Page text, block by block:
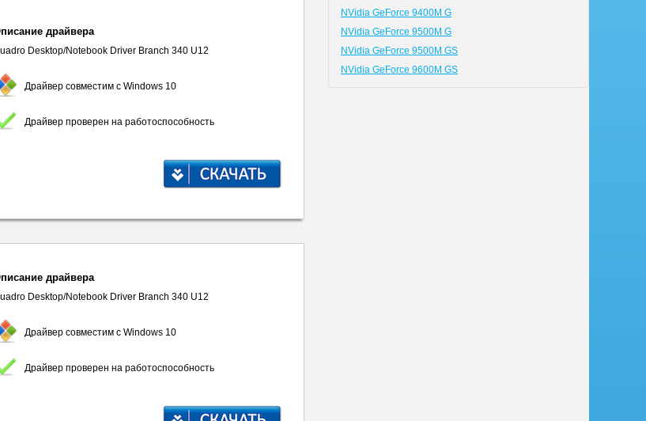
драйвера
Desktop/Notebook Driver Branch 340 U12
Драйвер совместим с Windows 10
Драйвер проверен на работоспособность
драйвера
Desktop/Notebook Driver Branch 340 U12
Драйвер совместим с Windows 10
Драйвер проверен на работоспособность
NVidia GeForce 9400M G
NVidia GeForce 9500M G
NVidia GeForce 9500M GS
NVidia GeForce 9600M GS